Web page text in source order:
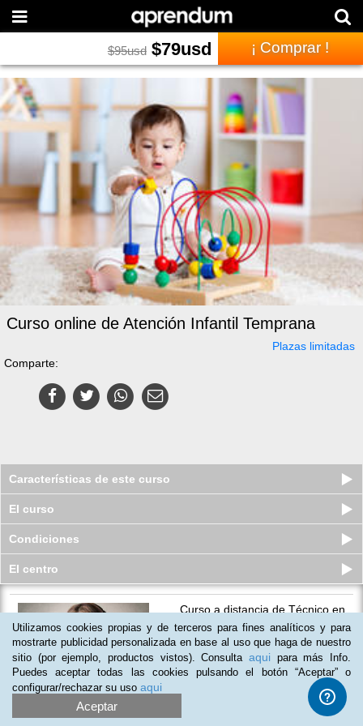
$95usd $79usd ¡ Comprar !
Curso online de Atención Infantil Temprana
Plazas limitadas
Comparte:
Características de este curso
El curso
Condiciones
El centro
Curso a distancia de Técnico en
Musicoterapia (Diploma Univers...
Plazas agotadas
191 $75usd
(6)
Utilizamos cookies propias y de terceros para fines analíticos y para
mostrarte publicidad personalizada en base al uso que haga de nuestro
sitio (por ejemplo, productos vistos). Consulta aqui para más Info.
Puedes aceptar todas las cookies pulsando el botón “Aceptar” o
configurar/rechazar su uso aqui
Aceptar